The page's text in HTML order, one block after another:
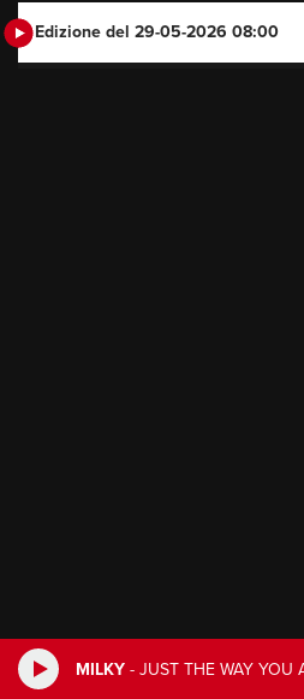
MILKY - JUST THE WAY YOU
Edizione del 29-05-2026 08:00